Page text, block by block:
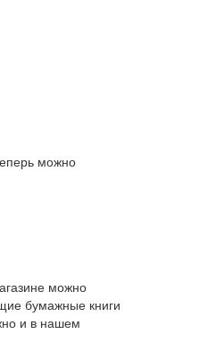
можно
можно
бумажные книги
и в нашем